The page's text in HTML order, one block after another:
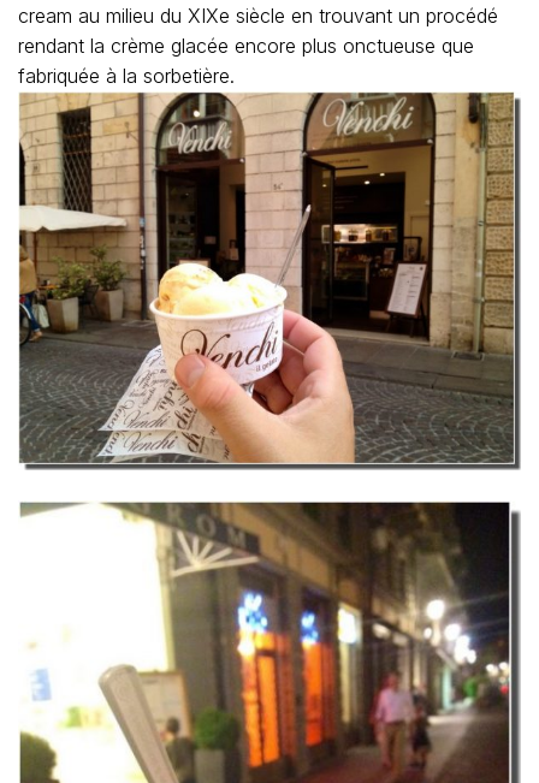
cream au milieu du XIXe siècle en trouvant un procédé
rendant la crème glacée encore plus onctueuse que
fabriquée à la sorbetière.